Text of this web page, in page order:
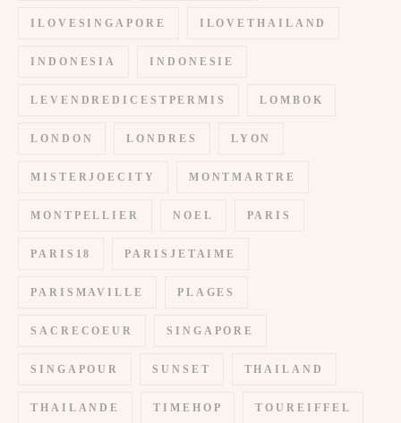
ILOVESINGAPORE ILOVETHAILAND
INDONESIA INDONESIE
LEVENDREDICESTPERMIS LOMBOK
LONDON LONDRES LYON
MISTERJOECITY MONTMARTRE
MONTPELLIER NOEL PARIS
PARIS18 PARISJETAIME
PARISMAVILLE PLAGES
SACRECOEUR SINGAPORE
SINGAPOUR SUNSET THAILAND
THAILANDE TIMEHOP TOUREIFFEL